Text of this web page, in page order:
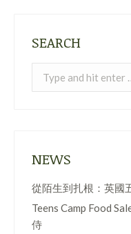
SEARCH
NEWS
從陌生到扎根：英國
Teens Camp Food
侍